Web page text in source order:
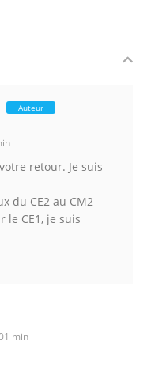
Auteur
retour. Je suis
du CE2 au CM2
le CE1, je suis
min